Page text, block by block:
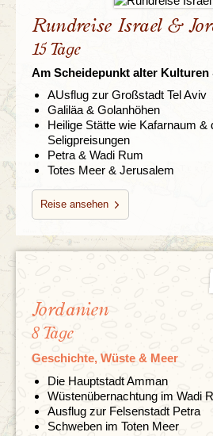
Rundreise Israel &
15 Tage
Am Scheidepunkt alter Kulturen
AUsflug zur Großstadt Tel Aviv
Galiläa & Golanhöhen
Heilige Stätte wie Kafarnaum &
Seligpreisungen
Petra & Wadi Rum
Totes Meer & Jerusalem
Reise ansehen
Jordanien
8 Tage
Geschichte, Wüste & Meer
Die Hauptstadt Amman
Wüstenübernachtung im Wadi
Ausflug zur Felsenstadt Petra
Schweben im Toten Meer